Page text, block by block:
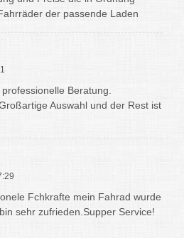
der passende Laden
Beratung.
Auswahl und der Rest ist
Fchkrafte mein Fahrad wurde
sehr zufrieden.Supper Service!